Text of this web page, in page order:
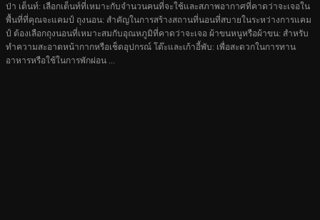
ป่า เต็นท์: เลือกเต็นท์ที่เหมาะกับจำนวนคนที่จะใช้และสภาพอากาศที่คาดว่าจะเจอใน
พื้นที่ที่คุณจะแคมป์ ถุงนอน: สำคัญในการสร้างสถานที่นอนที่สบายในระหว่างการแคม
ป์ ต้องเลือกถุงนอนที่เหมาะสมกับอุณหภูมิที่คาดว่าจะเจอ ผ้าขนหนูหรือผ้าขน: สำหรับ
ทำความสะอาดหน้ากากหรือเช็ดอุปกรณ์ โต๊ะและเก้าอี้พับ: เพื่อสะดวกในการทาน
อาหารหรือใช้ในการพักผ่อน ...